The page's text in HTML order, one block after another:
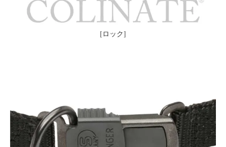
[ロック]